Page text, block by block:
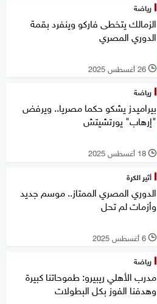
رياضة
الزمالك يتخطى فاركو وينفرد بقمة
الدوري المصري
l 26 أغسطس 2025
رياضة
بيراميدز يشكو حكما مصريا.. ويرفض
"إرهاب" يورتشيتش
l 18 أغسطس 2025
أثير الكرة
الدوري المصري الممتاز.. موسم جديد
وأزمات لم تحل
l 6 أغسطس 2025
رياضة
مدرب الأهلي ريبيرو: طموحاتنا كبيرة
وهدفنا الفوز بكل البطولات